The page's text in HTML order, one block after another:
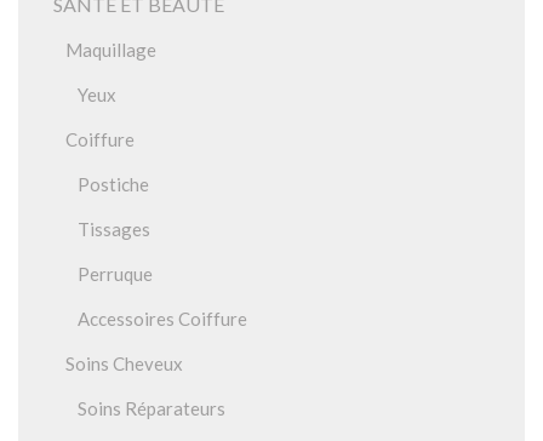
Maquillage
Yeux
Coiffure
Postiche
Tissages
Perruque
Accessoires Coiffure
Soins Cheveux
Soins Réparateurs